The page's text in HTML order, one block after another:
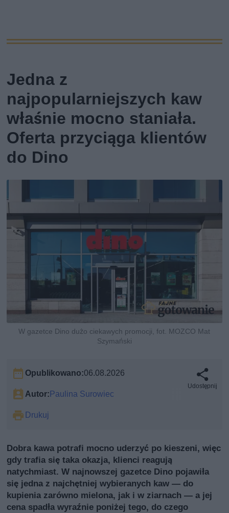
Jedna z
najpopularniejszych kaw
właśnie mocno staniała.
Oferta przyciąga klientów
do Dino
W gazetce Dino dużo ciekawych promocji, fot. MOZCO Mat
Szymański
Opublikowano:06.08.2026
Autor: Paulina Surowiec
Drukuj
Udostępnij
Dobra kawa potrafi mocno uderzyć po kieszeni, więc
gdy trafia się taka okazja, klienci reagują
natychmiast. W najnowszej gazetce Dino pojawiła
się jedna z najchętniej wybieranych kaw — do
kupienia zarówno mielona, jak i w ziarnach — a jej
cena spadła wyraźnie poniżej tego, do czego